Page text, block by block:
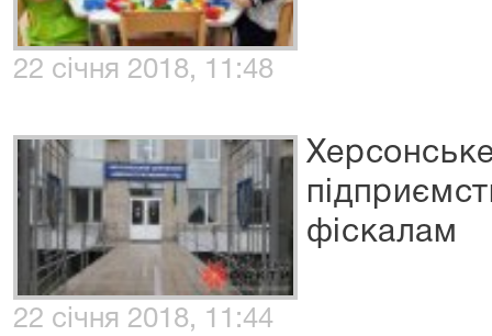
22 січня 2018, 11:48
фіскалам
22 січня 2018, 11:44